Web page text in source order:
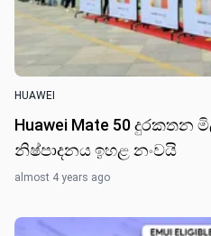
HUAWEI
Huawei Mate 50 දුරකතන
නිෂ්පාදනය ඉහළ නංව​යි
almost 4 years ago